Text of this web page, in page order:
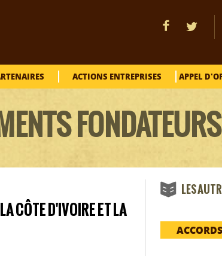
ACTIONS ENTREPRISES APPEL
FONDATEURS
CÔTE D'IVOIRE ET LA
LES
ACCORDS